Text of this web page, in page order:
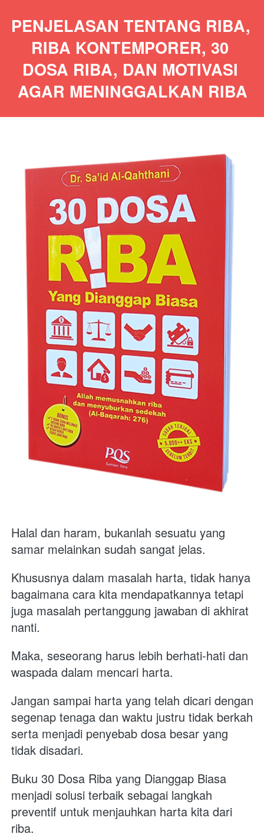
PENJELASAN TENTANG RIBA,
RIBA KONTEMPORER, 30
DOSA RIBA, DAN MOTIVASI
AGAR MENINGGALKAN RIBA
Halal dan haram, bukanlah sesuatu yang
samar melainkan sudah sangat jelas.
Khususnya dalam masalah harta, tidak hanya
bagaimana cara kita mendapatkannya tetapi
juga masalah pertanggung jawaban di akhirat
nanti.
Maka, seseorang harus lebih berhati-hati dan
waspada dalam mencari harta.
Jangan sampai harta yang telah dicari dengan
segenap tenaga dan waktu justru tidak berkah
serta menjadi penyebab dosa besar yang
tidak disadari.
Buku 30 Dosa Riba yang Dianggap Biasa
menjadi solusi terbaik sebagai langkah
preventif untuk menjauhkan harta kita dari
riba.